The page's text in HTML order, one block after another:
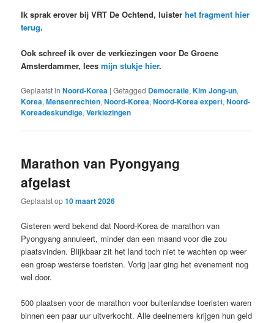
Ik sprak erover bij VRT De Ochtend, luisterhet fragment hier
terug.
Ook schreef ik over de verkiezingen voor De Groene
Amsterdammer, leesmijn stukje hier.
Geplaatst in Noord-Korea |Getagged Democratie,Kim Jong-un,
Korea,Mensenrechten,Noord-Korea,Noord-Korea expert,Noord-
Koreadeskundige,Verkiezingen
Marathon van Pyongyang
afgelast
Geplaatst op10 maart 2026
Gisteren werd bekend dat Noord-Korea de marathon van
Pyongyang annuleert, minder dan een maand voor die zou
plaatsvinden. Blijkbaar zit het land toch niet te wachten op weer
een groep westerse toeristen. Vorig jaar ging het evenement nog
wel door.
500 plaatsen voor de marathon voor buitenlandse toeristen waren
binnen een paar uur uitverkocht. Alle deelnemers krijgen hun geld